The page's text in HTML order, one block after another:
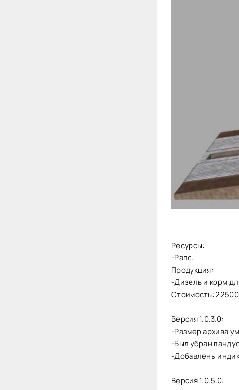
Ресурсы:
-Рапс.
Продукция:
-Дизель и корм
Стоимость:
Версия 1.0.3.0:
-Размер архива
-Был убран
-Добавлены
Версия 1.0.5.0: